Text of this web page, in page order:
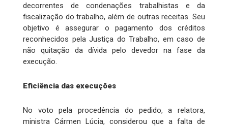
decorrentes de condenações trabalhistas e da
fiscalização do trabalho, além de outras receitas. Seu
objetivo é assegurar o pagamento dos créditos
reconhecidos pela Justiça do Trabalho, em caso de
não quitação da dívida pelo devedor na fase da
execução.
Eficiência das execuções
No voto pela procedência do pedido, a relatora,
ministra Cármen Lúcia, considerou que a falta de